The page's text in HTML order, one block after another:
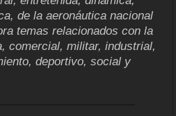
de la aeronáutica nacional
temas relacionados con la
comercial, militar, industrial,
deportivo, social y